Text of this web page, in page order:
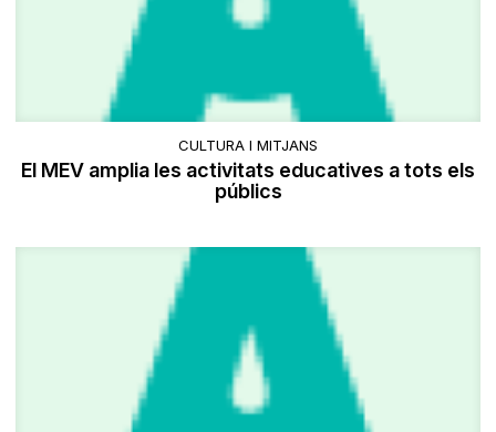
CULTURA I MITJANS
El MEV amplia les activitats educatives a tots els
públics